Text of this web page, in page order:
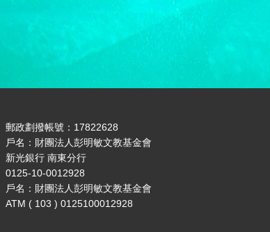
郵政劃撥帳號：17822628
戶名：財團法人彭明敏文教基金會
新光銀行 南東分行
0125-10-0012928
戶名：財團法人彭明敏文教基金會
ATM ( 103 ) 0125100012928